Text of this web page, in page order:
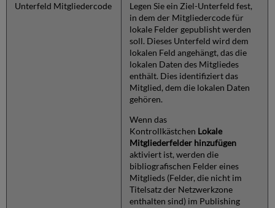
Unterfeld Mitgliedercode
Legen Sie ein Ziel-Unterfeld fest,
in dem der Mitgliedercode für
lokale Felder gepublisht werden
soll. Dieses Unterfeld wird dem
lokalen Feld angehängt, das die
lokalen Daten des Mitgliedes
enthält. Dies identifiziert das
Mitglied, dem die lokalen Daten
gehören.
Wenn das
Kontrollkästchen Lokale
Mitgliederfelder hinzufügen
aktiviert ist, werden die
bibliografischen Felder eines
Mitglieds (Felder, die nicht im
Titelsatz der Netzwerkzone
enthalten sind) im Publishing